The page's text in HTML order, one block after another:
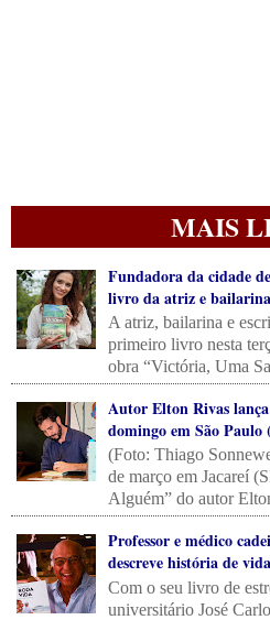
MAIS
Fundadora da cidade
livro da atriz e
A atriz, bailarina e
primeiro livro nesta
obra “Victória, Uma
Autor Elton Rivas
domingo em São Paulo
(Foto: Thiago
de março em Jacareí
Alguém” do autor
Professor e médico
descreve história de
Com o seu livro de
universitário José